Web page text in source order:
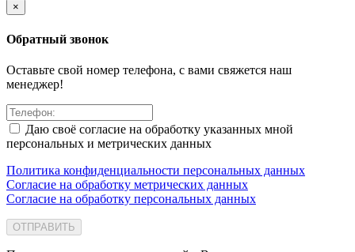
×
Обратный звонок
Оставьте свой номер телефона, с вами свяжется наш
менеджер!
Даю своё согласие на обработку указанных мной
персональных и метрических данных
Политика конфиденциальности персональных данных
Согласие на обработку метрических данных
Согласие на обработку персональных данных
ОТПРАВИТЬ